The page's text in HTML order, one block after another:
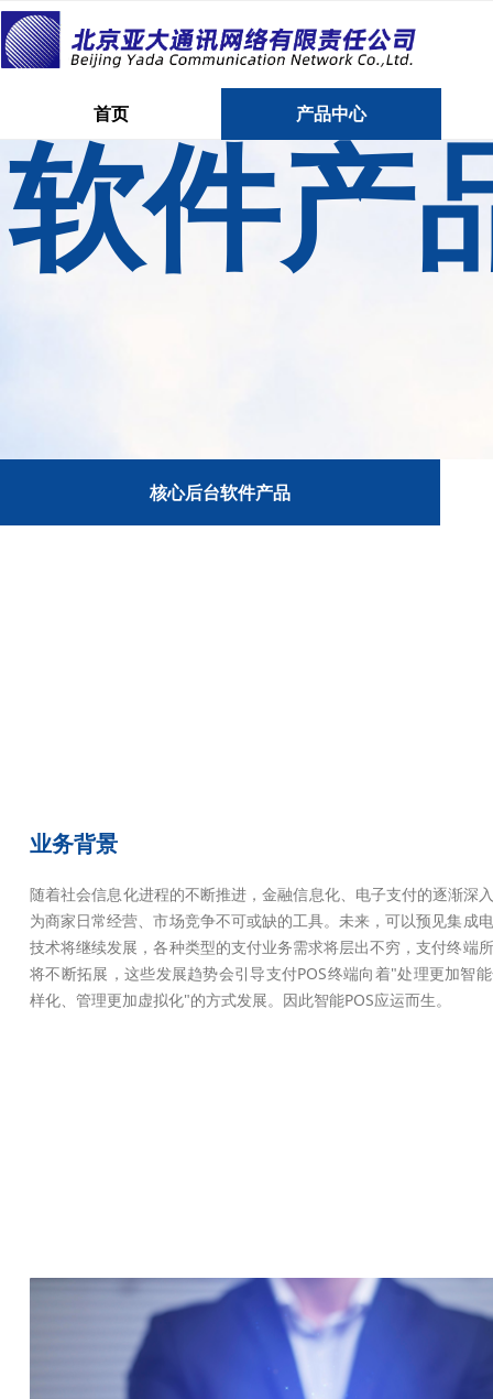
首页
首页
产品中心
产品中心
软件产
业务背景
随着社会信息化进程的不断推进，金融信息化、电子支付的逐渐深
为商家日常经营、市场竞争不可或缺的工具。未来，可以预见集成
技术将继续发展，各种类型的支付业务需求将层出不穷，支付终端
将不断拓展，这些发展趋势会引导支付POS终端向着"处理更加智
样化、管理更加虚拟化"的方式发展。因此智能POS应运而生。
核心后台软件产品